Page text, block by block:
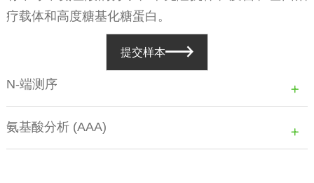
疗载体和高度糖基化糖蛋白。
提交样本
N-端测序
氨基酸分析 (AAA)